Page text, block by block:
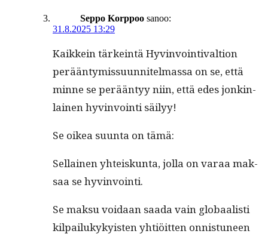
Seppo Korppoo sanoo:
31.8.2025 13:29
Kaikkein tärkein­tä Hyv­in­voin­ti­val­tion
perään­tymis­su­un­nitel­mas­sa on se, että
minne se perään­tyy niin, että edes jonkin­
lainen hyv­in­voin­ti säilyy!
Se oikea suun­ta on tämä:
Sel­l­ainen yhteiskun­ta, jol­la on varaa mak­
saa se hyvinvointi.
Se mak­su voidaan saa­da vain globaal­isti
kil­pailukyky­is­ten yhtiöit­ten onnis­tuneen